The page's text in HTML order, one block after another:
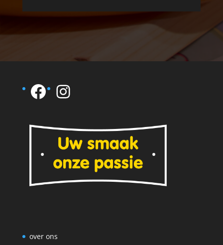
Facebook
Instagram
over ons